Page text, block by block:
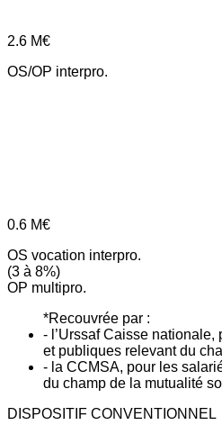
2.6 M€
OS/OP interpro.
0.6 M€
OS vocation interpro.
(3 à 8%)
OP multipro.
*Recouvrée par :
- l’Urssaf Caisse
et publiques relevant du
- la CCMSA, pour les
du champ de la mutualité
DISPOSITIF CONVENTIONNEL